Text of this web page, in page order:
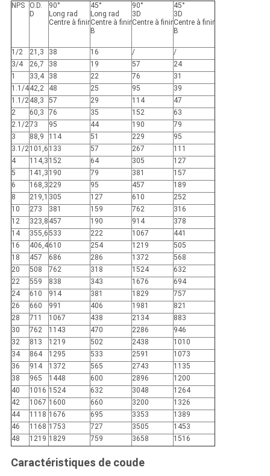
NPS
O.D.
D
90°
Long rad
Centre à finir
45°
Long rad
Centre à finir
B
90°
3D
Centre à finir
45°
3D
Centre à finir
B
1/2 21,3 38 16 /
/
3/4
26,7 38 19 57
24
1
33,4 38 22 76
31
1.1/442,2 48 25 95
39
1.1/248,3 57 29 114
47
2
60,3 76 35 152
63
2.1/273 95 44 190
79
3
88,9 114 51 229
95
3.1/2101,6 133 57 267
111
4
114,3 152 64 305
127
5
141,3 190 79 381
157
6
168,3 229 95 457
189
8
219,1 305 127 610
252
10
273 381 159 762
316
12
323,8 457 190 914
378
14
355,6533 222 1067
441
16
406,4610 254 1219
505
18
457 686 286 1372
568
20
508 762 318 1524
632
22
559 838 343 1676
694
24
610 914 381 1829
757
26
660 991 406 1981
821
28
711 1067 438 2134
883
30
762 1143 470 2286
946
32
813 1219 502 2438
1010
34
864 1295 533 2591
1073
36
914 1372 565 2743
1135
38
965 1448 600 2896
1200
40
1016 1524 632 3048
1264
42
1067 1600 660 3200
1326
44
1118 1676 695 3353
1389
46
1168 1753 727 3505
1453
48
1219 1829 759 3658 1516
Caractéristiques de coude